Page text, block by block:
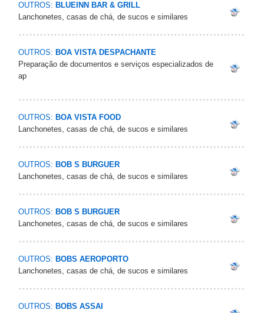
OUTROS: BLUEINN BAR & GRILL
Lanchonetes, casas de chá, de sucos e similares
OUTROS: BOA VISTA DESPACHANTE
Preparação de documentos e serviços especializados de
ap
OUTROS: BOA VISTA FOOD
Lanchonetes, casas de chá, de sucos e similares
OUTROS: BOB S BURGUER
Lanchonetes, casas de chá, de sucos e similares
OUTROS: BOB S BURGUER
Lanchonetes, casas de chá, de sucos e similares
OUTROS: BOBS AEROPORTO
Lanchonetes, casas de chá, de sucos e similares
OUTROS: BOBS ASSAI